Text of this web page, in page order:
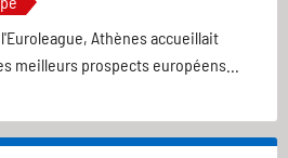
Athènes accueillait
meilleurs prospects européens...